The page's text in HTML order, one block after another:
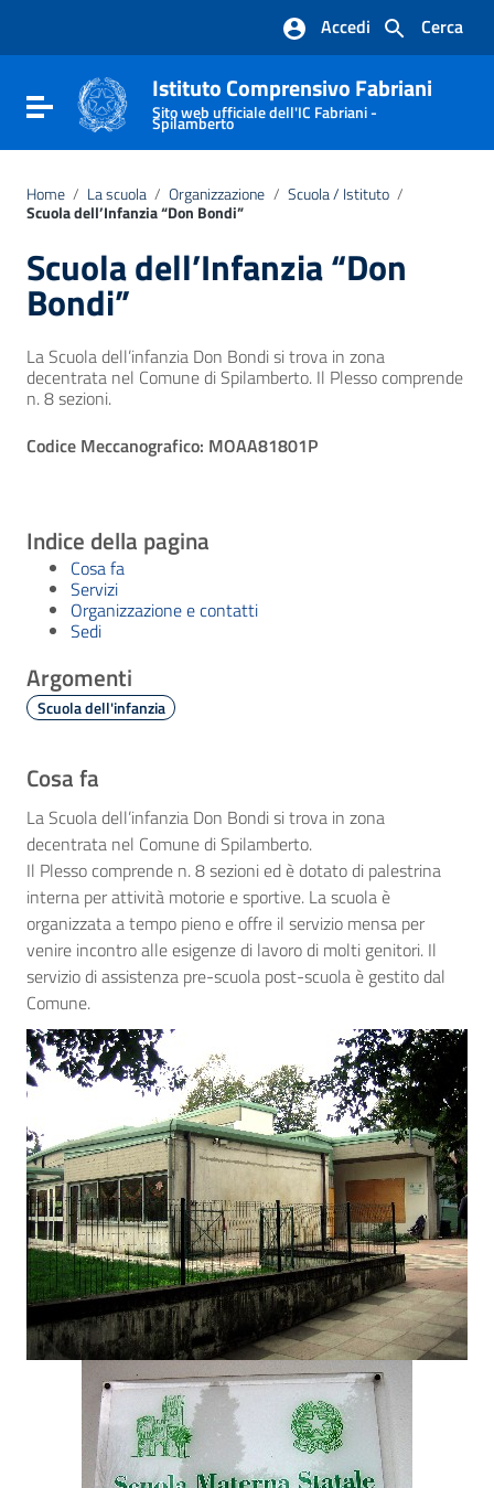
Vai al footer
Cerca
Accedi
Attiva / disattiva la navigazione
Istituto Comprensivo Fabriani
Sito web ufficiale dell'IC Fabriani -
Spilamberto
Home / La scuola / Organizzazione / Scuola / Istituto /
Scuola dell’Infanzia “Don Bondi”
Scuola dell’Infanzia “Don
Bondi”
La Scuola dell’infanzia Don Bondi si trova in zona
decentrata nel Comune di Spilamberto. Il Plesso comprende
n. 8 sezioni.
Codice Meccanografico: MOAA81801P
Indice della pagina
Cosa fa
Servizi
Organizzazione e contatti
Sedi
Argomenti
Scuola dell'infanzia
Cosa fa
La Scuola dell’infanzia Don Bondi si trova in zona
decentrata nel Comune di Spilamberto.
Il Plesso comprende n. 8 sezioni ed è dotato di palestrina
interna per attività motorie e sportive. La scuola è
organizzata a tempo pieno e offre il servizio mensa per
venire incontro alle esigenze di lavoro di molti genitori. Il
servizio di assistenza pre-scuola post-scuola è gestito dal
Comune.